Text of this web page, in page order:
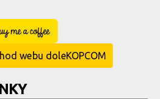
Me a Coffee
webu doleKOPCOM